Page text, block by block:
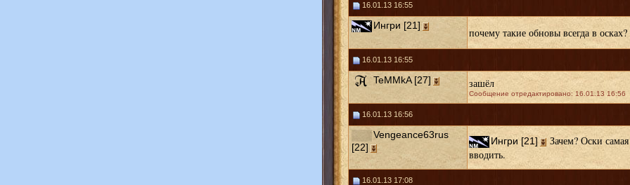
16.01.13 16:55
Ингри [21]
почему такие обновы всегда в
16.01.13 16:55
TeMMkA [27] зашёл
Сообщение отредактировано: 16.01.13 16:56
16.01.13 16:56
Vengeance63rus
[22]
Ингри [21]
Зачем? Оски
вводить.
16.01.13 17:08